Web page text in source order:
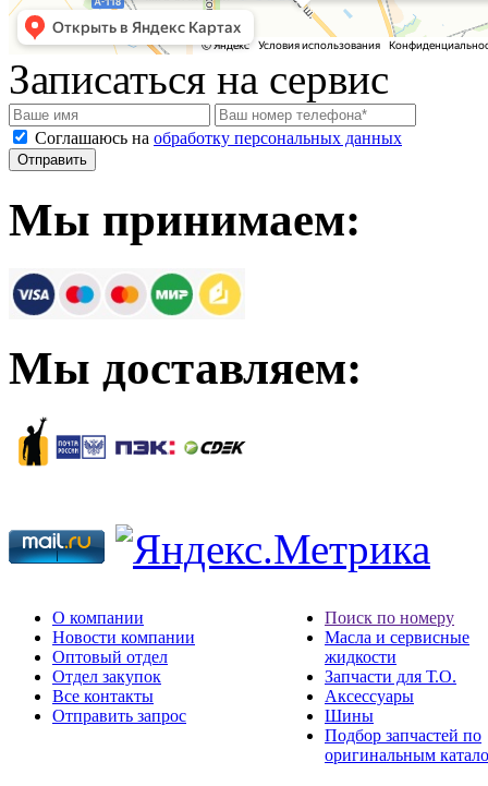
Записаться на сервис
Соглашаюсь на обработку персональных данных
Мы принимаем:
Мы доставляем:
О компании
Новости компании
Оптовый отдел
Отдел закупок
Все контакты
Отправить запрос
Поиск по номеру
Масла и сервисные
жидкости
Запчасти для Т.О.
Аксессуары
Шины
Подбор запчастей по
оригинальным